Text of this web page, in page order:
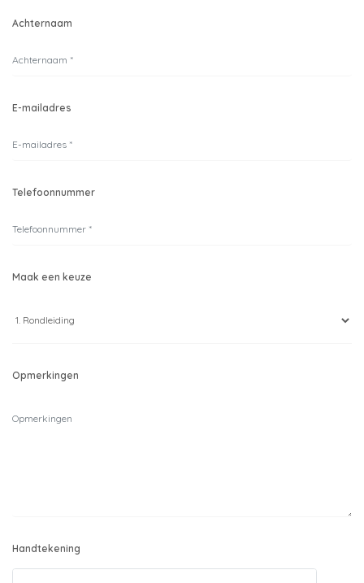
Achternaam
E-mailadres
Telefoonnummer
Maak een keuze
Opmerkingen
Handtekening